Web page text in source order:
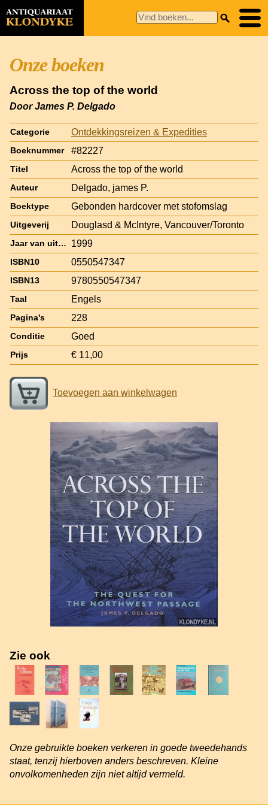
Onze boeken
Across the top of the world
Door James P. Delgado
Categorie Ontdekkingsreizen & Expedities
Boeknummer #82227
Titel Across the top of the world
Auteur Delgado, james P.
Boektype Gebonden hardcover met stofomslag
Uitgeverij Douglasd & McIntyre, Vancouver/Toronto
Jaar van uitgave 1999
ISBN10 0550547347
ISBN13 9780550547347
Taal Engels
Pagina's 228
Conditie Goed
Prijs € 11,00
Toevoegen aan winkelwagen
Zie ook
Onze gebruikte boeken verkeren in goede tweedehands
staat, tenzij hierboven anders beschreven. Kleine
onvolkomenheden zijn niet altijd vermeld.